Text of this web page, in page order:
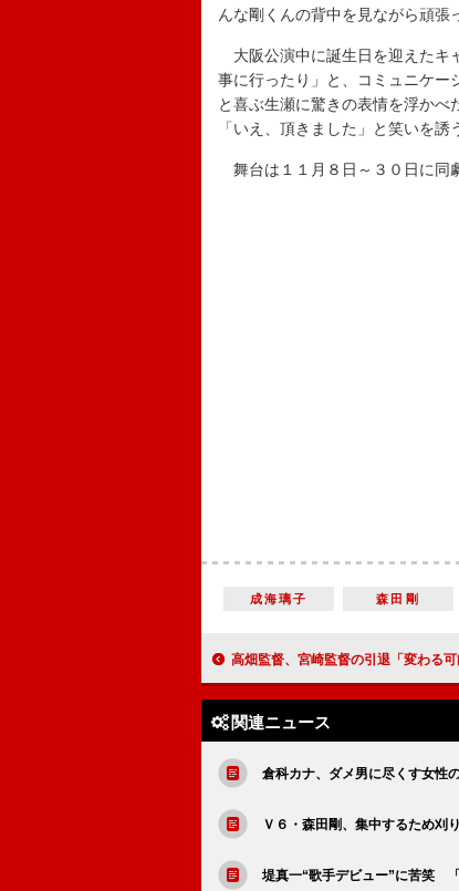
んな剛くんの背中を見ながら頑張
大阪公演中に誕生日を迎えたキ
事に行ったり」と、コミュニケー
と喜ぶ生瀬に驚きの表情を浮か
「いえ、頂きました」と笑いを
舞台は１１月８日～３０日に同
成海璃子 森田剛
高畑監督、宮崎監督の引退「変わる可能性も」 製作８年、『かぐ
関連ニュース
倉科カナ、ダメ男に尽くす女性
Ｖ６・森田剛、集中するため刈
堤真一“歌手デビュー”に苦笑